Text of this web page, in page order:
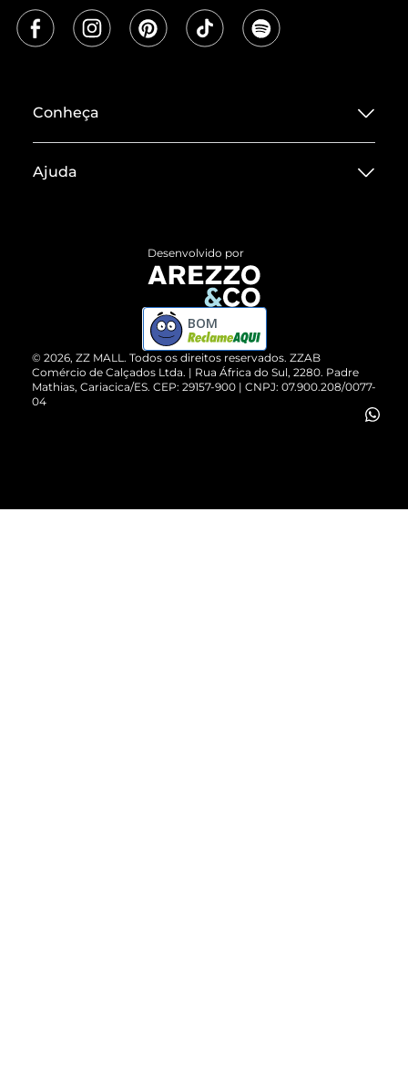
Conheça
Termos de Uso
ZZ MALL é confiável
Cartão Presente
Vendas Corporativas
Ajuda
Devolução do Produto
Compre pelo WhatsApp
© 2026, ZZ MALL. Todos os direitos reservados. ZZAB
Comércio de Calçados Ltda. | Rua África do Sul, 2280. Padre
Mathias, Cariacica/ES. CEP: 29157-900 | CNPJ: 07.900.208/0077-
04
Desenvolvido por
BOM